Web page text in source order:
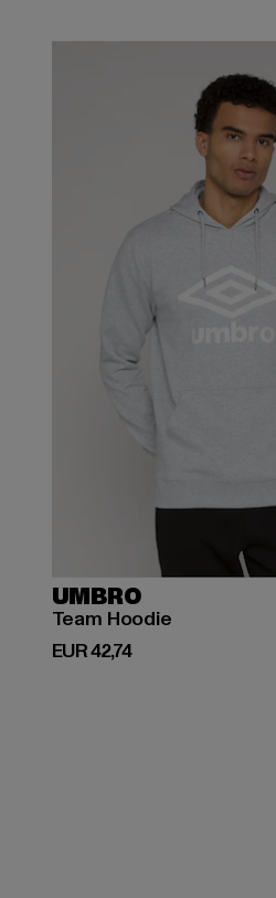
UMBRO
Team Hoodie
EUR 42,74
Huidige prijs: EUR 42,74